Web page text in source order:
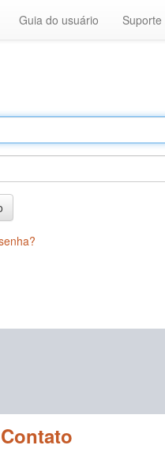
Guia do usuário Suporte
Contato